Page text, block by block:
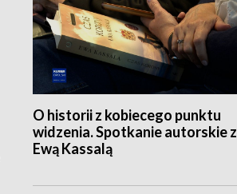
O historii z kobiecego punktu
widzenia. Spotkanie autorskie z
Ewą Kassalą